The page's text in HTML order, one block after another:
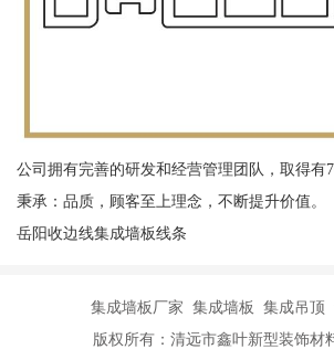
公司拥有完善的研发和经营管理团队，取得有
秉承：品质，顾客至上理念，不断提升价值。
岳阳收边线集成墙板线条
集成墙板厂家 集成墙板 集成吊顶
版权所有：清远市鑫叶新型装饰材